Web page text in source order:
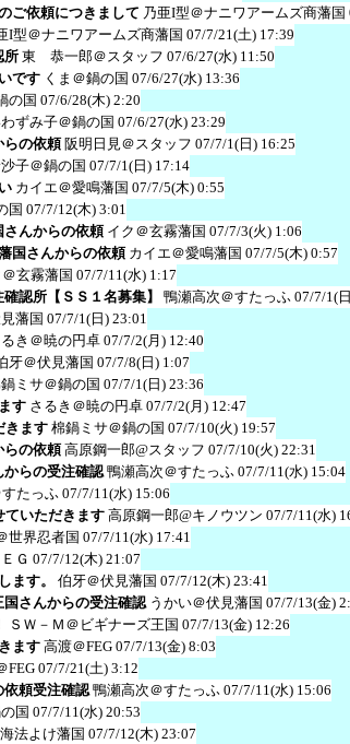
ご依頼につきまして 乃亜I型＠ナニワアームズ商藩国
I型＠ナニワアームズ商藩国 07/7/21(土) 17:39
所 東 恭一郎＠スタッフ 07/6/27(水) 11:50
です くま＠鍋の国 07/6/27(水) 13:36
の国 07/6/28(木) 2:20
ずみ子＠鍋の国 07/6/27(水) 23:29
らの依頼 阪明日見＠スタッフ 07/7/1(日) 16:25
子＠鍋の国 07/7/1(日) 17:14
カイエ＠愛鳴藩国 07/7/5(木) 0:55
国 07/7/12(木) 3:01
さんからの依頼 イク＠玄霧藩国 07/7/3(火) 1:06
国さんからの依頼 カイエ＠愛鳴藩国 07/7/5(木) 0:57
玄霧藩国 07/7/11(水) 1:17
認所【ＳＳ１名募集】
鴨瀬高次＠すたっふ 07/7/1(
藩国 07/7/1(日) 23:01
き＠暁の円卓 07/7/2(月) 12:40
牙＠伏見藩国 07/7/8(日) 1:07
ミサ＠鍋の国 07/7/1(日) 23:36
す さるき＠暁の円卓 07/7/2(月) 12:47
きます棉鍋ミサ＠鍋の国 07/7/10(火) 19:57
らの依頼 高原鋼一郎@スタッフ 07/7/10(火) 22:31
からの受注確認 鴨瀬高次＠すたっふ 07/7/11(水) 15:04
たっふ 07/7/11(水) 15:06
ていただきます 高原鋼一郎@キノウツン 07/7/11(水)
世界忍者国 07/7/11(水) 17:41
Ｇ 07/7/12(木) 21:07
ます。
伯牙＠伏見藩国 07/7/12(木) 23:41
さんからの受注確認 うかい＠伏見藩国 07/7/13(金)
ＳＷ－Ｍ＠ビギナーズ王国 07/7/13(金) 12:26
ます 高渡＠FEG 07/7/13(金) 8:03
FEG 07/7/21(土) 3:12
依頼受注確認 鴨瀬高次＠すたっふ 07/7/11(水) 15:06
国 07/7/11(水) 20:53
法よけ藩国 07/7/12(木) 23:07